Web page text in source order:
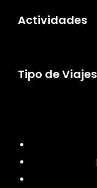
Actividades
Tipo de Viajes
|